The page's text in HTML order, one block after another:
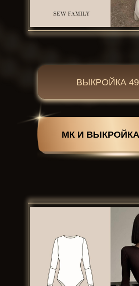
МК И ВЫКРОЙКА
ВЫКРОЙКА